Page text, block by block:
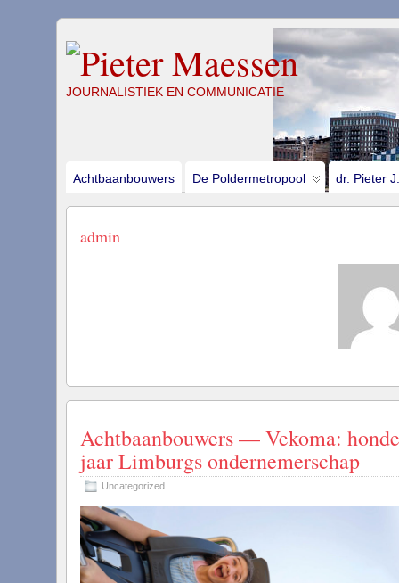
JOURNALISTIEK EN COMMUNICATIE
Achtbaanbouwers De Poldermetropool dr. Pieter
admin
Achtbaanbouwers — Vekoma:
jaar Limburgs ondernemerschap
Uncategorized